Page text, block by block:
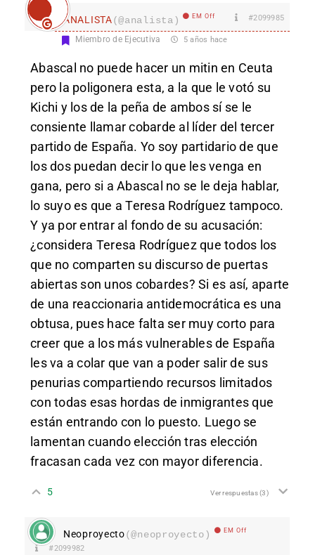
ANALISTA(@analista) EM Off #2099985
Miembro de Ejecutiva 5 años hace
Abascal no puede hacer un mitin en Ceuta
pero la poligonera esta, a la que le votó su
Kichi y los de la peña de ambos sí se le
consiente llamar cobarde al líder del tercer
partido de España. Yo soy partidario de que
los dos puedan decir lo que les venga en
gana, pero si a Abascal no se le deja hablar,
lo suyo es que a Teresa Rodríguez tampoco.
Y ya por entrar al fondo de su acusación:
¿considera Teresa Rodríguez que todos los
que no comparten su discurso de puertas
abiertas son unos cobardes? Si es así, aparte
de una reaccionaria antidemocrática es una
obtusa, pues hace falta ser muy corto para
creer que a los más vulnerables de España
les va a colar que van a poder salir de sus
penurias compartiendo recursos limitados
con todas esas hordas de inmigrantes que
están entrando con lo puesto. Luego se
lamentan cuando elección tras elección
fracasan cada vez con mayor diferencia.
5 Ver respuestas(3)
Neoproyecto(@neoproyecto) EM Off
#2099982